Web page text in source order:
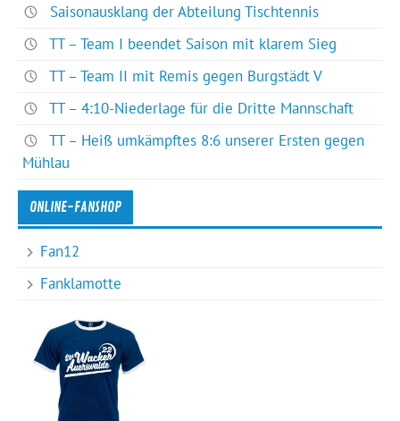
Saisonausklang der Abteilung Tischtennis
TT – Team I beendet Saison mit klarem Sieg
TT – Team II mit Remis gegen Burgstädt V
TT – 4:10-Niederlage für die Dritte Mannschaft
TT – Heiß umkämpftes 8:6 unserer Ersten gegen
Mühlau
ONLINE-FANSHOP
Fan12
Fanklamotte